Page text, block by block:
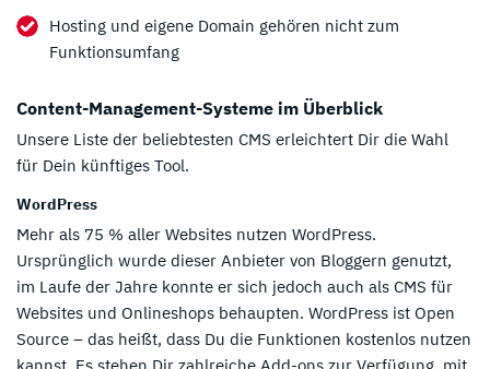
Hosting und eigene Domain gehören nicht zum
Funktionsumfang
Content-Management-Systeme im Überblick
Unsere Liste der beliebtesten CMS erleichtert Dir die Wahl
für Dein künftiges Tool.
WordPress
Mehr als 75 % aller Websites nutzen WordPress.
Ursprünglich wurde dieser Anbieter von Bloggern genutzt,
im Laufe der Jahre konnte er sich jedoch auch als CMS für
Websites und Onlineshops behaupten. WordPress ist Open
Source – das heißt, dass Du die Funktionen kostenlos nutzen
kannst. Es stehen Dir zahlreiche Add-ons zur Verfügung, mit